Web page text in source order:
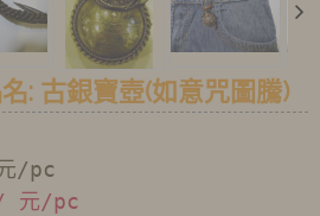
: 古銀寶壺(如意咒圖騰)
/pc
元/pc